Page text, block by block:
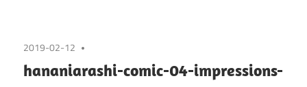
2019-02-12
hananiarashi-comic-04-impressions-